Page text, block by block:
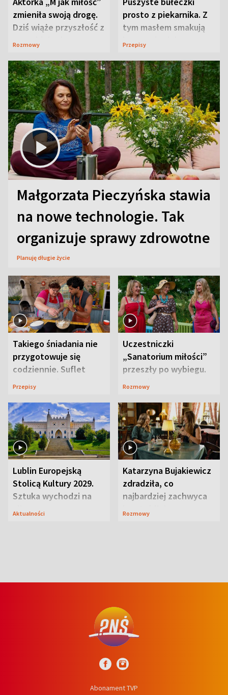
zmieniła swoją drogę.
Dziś wiąże przyszłość z
neurobiologią
Rozmowy
prosto z piekarnika. Z
tym masłem smakują
jeszcze lepiej
Przepisy
Małgorzata Pieczyńska stawia
na nowe technologie. Tak
organizuje sprawy zdrowotne
Planuję długie życie
Takiego śniadania nie
przygotowuje się
codziennie. Suflet
serowy zachwyca
Przepisy
Uczestniczki
„Sanatorium miłości”
przeszły po wybiegu.
Te stylizacje
Rozmowy
Lublin Europejską
Stolicą Kultury 2029.
Sztuka wychodzi na
ulice
Aktualności
Katarzyna Bujakiewicz
zdradziła, co
najbardziej zachwyca
ją w Lublinie
Rozmowy
Abonament TVP